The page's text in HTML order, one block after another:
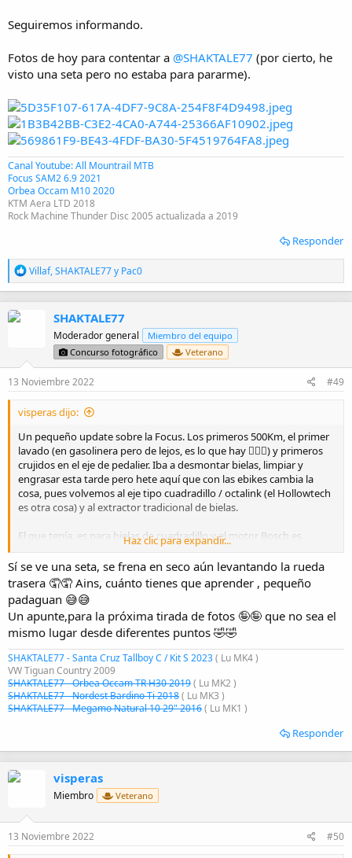
Seguiremos informando.
Fotos de hoy para contentar a @SHAKTALE77 (por cierto, he
visto una seta pero no estaba para pararme).
Canal Youtube: All Mountrail MTB
Focus SAM2 6.9 2021
Orbea Occam M10 2020
KTM Aera LTD 2018
Rock Machine Thunder Disc 2005 actualizada a 2019
Responder
R
e
a
e
s
Villaf,SHAKTALE77y Pac0
SHAKTALE77
Moderador general
Miembro del equipo
Concurso fotográfico
Veterano
13 Noviembre 2022 #49
visperas dijo:
Un pequeño update sobre la Focus. Los primeros 500Km, el primer
lavado (en gasolinera pero de lejos, es lo que hay 🤷🏼‍♂️) y primeros
crujidos en el eje de pedalier. Iba a desmontar bielas, limpiar y
engrasar esta tarde pero hete aquí que con las ebikes cambia la
cosa, pues volvemos al eje tipo cuadradillo / octalink (el Hollowtech
es otra cosa) y al extractor tradicional de bielas.
El que tenía, es para bielas de cuadradillo y el motor Bosch es
sistema ISIS de Shimano y no me valía, por lo que ya hay uno de
Amazonen camino. Junto con un útil para sacar el plato, también
antiguo estándar. En cuanto los tenga, lo pongo por aquí por si hay
algún eléctrico emboscado en el foro que le pueda ser útil.
Por otro lado, decir que en la Focus en vez de ponerle cera en la
transmisión, probé el lubricante nuevo de X-Sauce, el rosa llamado
Lube Watts, del que me dieron una muestra en la Holy Bike y los
resultados han sido muy buenos. La marca promete que da el
resultado y durabilidad del aceite, óptimo para condiciones de
humedad y ebikes, con la limpieza de la cera. Y hasta la fecha,
cumple la promesa. Lubrica, dura y no generas esa pasta negra de
Fotos de hoy para contentar a
una seta pero no estaba para pararme).
Ver el adjunto 68031
Ver el adjunto 68034
Haz clic para expandir...
Sí se ve una seta, se frena en seco aún levantando la rueda
trasera 🤦🤦 Ains, cuánto tienes que aprender , pequeño
padaguan 😅😅
Un apunte,para la próxima tirada de fotos 🤪🤪 que no sea el
mismo lugar desde diferentes puntos 🤣🤣
SHAKTALE77 - Santa Cruz Tallboy C / Kit S 2023( Lu MK4 )
VW Tiguan Country 2009
SHAKTALE77 - Orbea Occam TR H30 2019( Lu MK2 )
SHAKTALE77 - Nordest Bardino Ti 2018( Lu MK3 )
SHAKTALE77 - Megamo Natural 10 29" 2016( Lu MK1 )
Responder
visperas
Miembro Veterano
13 Noviembre 2022 #50